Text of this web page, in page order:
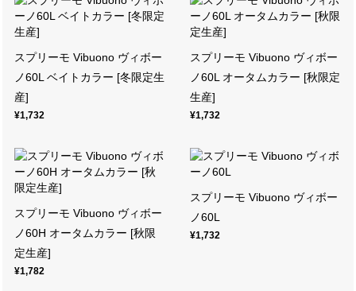
スプリーモ Vibuono ヴィボー
ノ60L ベイトカラー [冬限定生
産]
¥1,732
スプリーモ Vibuono ヴィボー
ノ60L オータムカラー [秋限定
生産]
¥1,732
スプリーモ Vibuono ヴィボー
ノ60H オータムカラー [秋限
定生産]
¥1,782
スプリーモ Vibuono ヴィボー
ノ60L
¥1,732